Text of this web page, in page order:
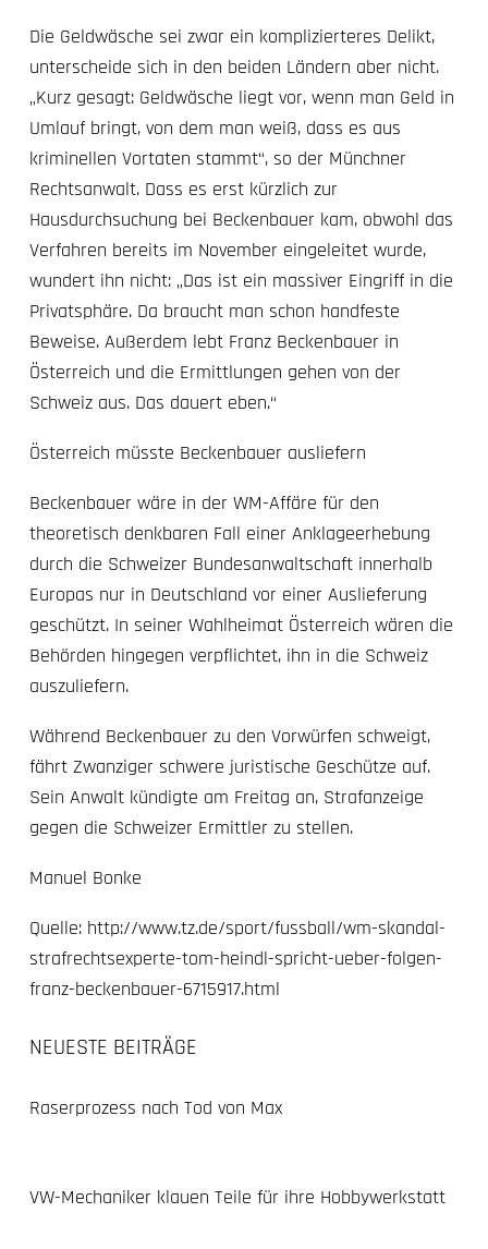
Die Geldwäsche sei zwar ein komplizierteres Delikt,
unterscheide sich in den beiden Ländern aber nicht.
„Kurz gesagt: Geldwäsche liegt vor, wenn man Geld in
Umlauf bringt, von dem man weiß, dass es aus
kriminellen Vortaten stammt“, so der Münchner
Rechtsanwalt. Dass es erst kürzlich zur
Hausdurchsuchung bei Beckenbauer kam, obwohl das
Verfahren bereits im November eingeleitet wurde,
wundert ihn nicht: „Das ist ein massiver Eingriff in die
Privatsphäre. Da braucht man schon handfeste
Beweise. Außerdem lebt Franz Beckenbauer in
Österreich und die Ermittlungen gehen von der
Schweiz aus. Das dauert eben.“
Österreich müsste Beckenbauer ausliefern
Beckenbauer wäre in der WM-Affäre für den
theoretisch denkbaren Fall einer Anklageerhebung
durch die Schweizer Bundesanwaltschaft innerhalb
Europas nur in Deutschland vor einer Auslieferung
geschützt. In seiner Wahlheimat Österreich wären die
Behörden hingegen verpflichtet, ihn in die Schweiz
auszuliefern.
Während Beckenbauer zu den Vorwürfen schweigt,
fährt Zwanziger schwere juristische Geschütze auf.
Sein Anwalt kündigte am Freitag an, Strafanzeige
gegen die Schweizer Ermittler zu stellen.
Manuel Bonke
Quelle: http://www.tz.de/sport/fussball/wm-skandal-
strafrechtsexperte-tom-heindl-spricht-ueber-folgen-
franz-beckenbauer-6715917.html
NEUESTE BEITRÄGE
Raserprozess nach Tod von Max
VW-Mechaniker klauen Teile für ihre Hobbywerkstatt